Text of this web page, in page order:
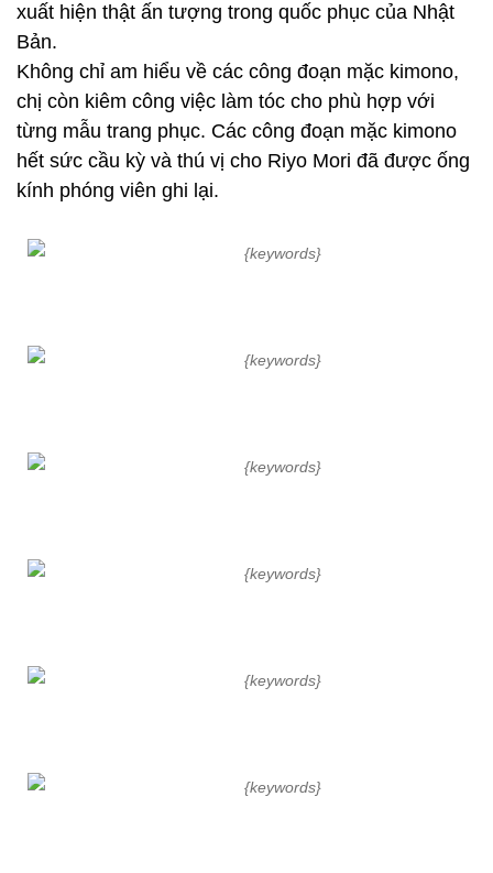
xuất hiện thật ấn tượng trong quốc phục của Nhật
Bản.
Không chỉ am hiểu về các công đoạn mặc kimono,
chị còn kiêm công việc làm tóc cho phù hợp với
từng mẫu trang phục. Các công đoạn mặc kimono
hết sức cầu kỳ và thú vị cho Riyo Mori đã được ống
kính phóng viên ghi lại.